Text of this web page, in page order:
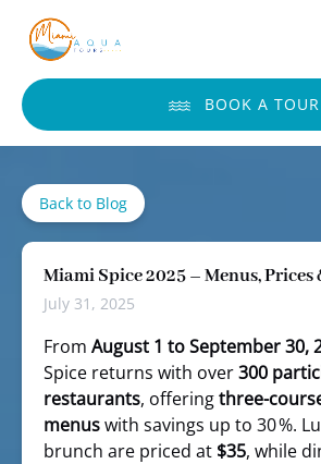
Skip to primary navigation
Skip to content
Skip to footer
BOOK A TOUR
Back to Blog
Miami Spice 2025 – Menus, Prices
July 31, 2025
From August 1 to September 30,
Spice returns with over300
restaurants, offeringthree-
menuswith savings up to 30 %.
brunch are priced at $35, while